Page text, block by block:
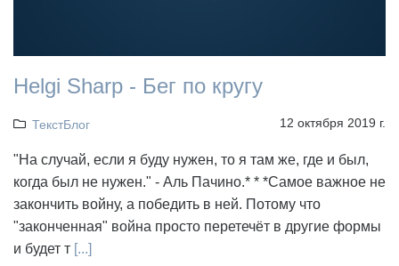
Helgi Sharp - Бег по кругу
ТекстБлог 12 октября 2019 г.
"На случай, если я буду нужен, то я там же, где и был,
когда был не нужен." - Аль Пачино.* * *Самое важное не
закончить войну, а победить в ней. Потому что
"законченная" война просто перетечёт в другие формы
и будет т [...]